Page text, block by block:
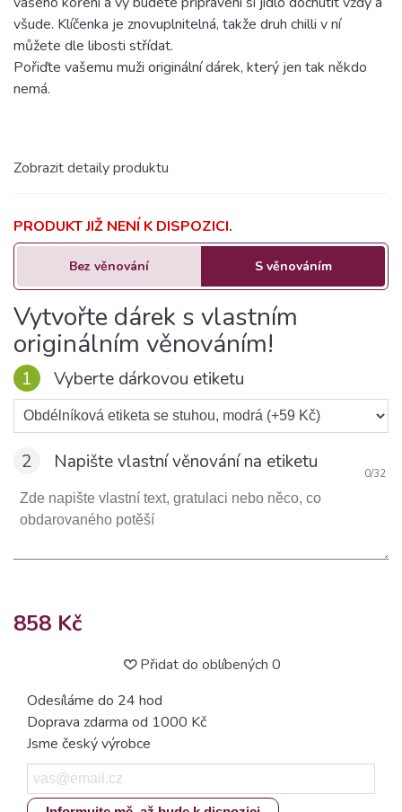
všude. Klíčenka je znovuplnitelná, takže druh chilli v ní
můžete dle libosti střídat.
Pořiďte vašemu muži originální dárek, který jen tak někdo
nemá.
Zobrazit detaily produktu
PRODUKT JIŽ NENÍ K DISPOZICI.
858 Kč
Bez věnování S věnováním
Vytvořte dárek s vlastním
originálním věnováním!
1 Vyberte dárkovou etiketu
2 Napište vlastní věnování na etiketu
0/32
Přidat do oblíbených 0
Odesíláme do 24 hod
Doprava zdarma od 1000 Kč
Jsme český výrobce